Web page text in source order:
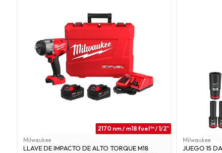
2170 nm / m18 fuel™ / 1/2"
Milwaukee
LLAVE DE IMPACTO DE ALTO TORQUE M18
Milwaukee
JUEGO 15